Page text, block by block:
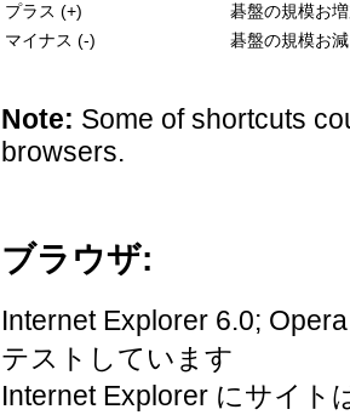
プラス (+)
碁盤の規模お
マイナス (-)
碁盤の規模お
Note: Some of shortcuts
browsers.
ブラウザ:
Internet Explorer 6.0;
テストしています
Internet Explorer にサイト